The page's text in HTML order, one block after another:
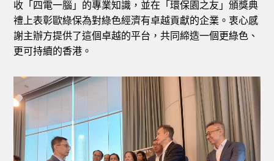
收「四電一腦」的專業知識，並在「環保園之友」頒獎典
禮上表彰歐綠保為對綠色經濟有卓越貢獻的企業。衷心感
謝主辦方提供了這個卓越的平台，共同締造一個更綠色、
更可持續的香港。